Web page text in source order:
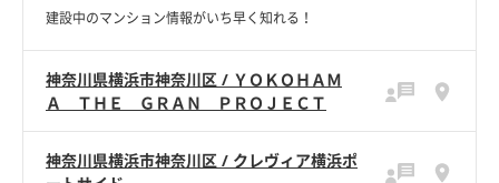
建設中のマンション情報がいち早く知れる！
神奈川県横浜市神奈川区 / ＹＯＫＯＨＡＭ
Ａ ＴＨＥ ＧＲＡＮ ＰＲＯＪＥＣＴ
神奈川県横浜市神奈川区 / クレヴィア横浜ポ